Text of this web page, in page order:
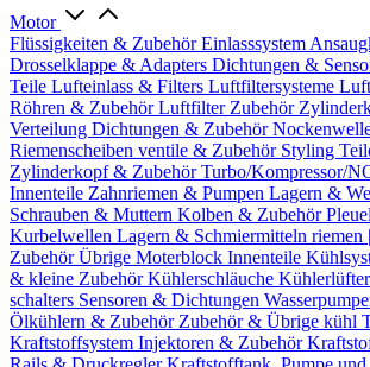
Motor
Flüssigkeiten & ZubehörEinlasssystem
Drosselklappe & Adapters Dichtungen &
Teile Lufteinlass & Filters Luftfiltersysteme
Röhren & ZubehörLuftfilter Zubehör
Verteilung Dichtungen & Zubehör
Riemenscheiben ventile & Zubehör Styling
Zylinderkopf & ZubehörTurbo/Kompressor/
Innenteile Zahnriemen & Pumpen Lagern &
Schrauben & Muttern Kolben & Zubehör
Kurbelwellen Lagern & Schmiermitteln riemen
ZubehörÜbrige Moterblock Innenteile
& kleine ZubehörKühlerschläuche Kühlerlüfter
schalters Sensoren & Dichtungen
Ölkühlern & Zubehör Zubehör & Übrige kühl
Kraftstoffsystem Injektoren & Zubehör